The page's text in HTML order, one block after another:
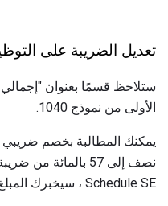
تعديل الضريبة على
ستلاحظ قسمًا بعنوان
الأولى من نموذج 1040.
نصف إلى 57
Schedule SE ، سيخبرك المبلغ الدقيق الذي تستطيع خصمه.